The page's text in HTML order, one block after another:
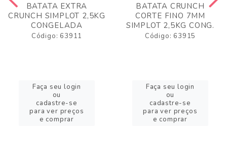
BATATA EXTRA
CRUNCH SIMPLOT 2,5KG
CONGELADA
Código: 63911
Faça seu login
ou
cadastre-se
para ver preços
e comprar
BATATA CRUNCH
CORTE FINO 7MM
SIMPLOT 2,5KG CONG.
Código: 63915
Faça seu login
ou
cadastre-se
para ver preços
e comprar